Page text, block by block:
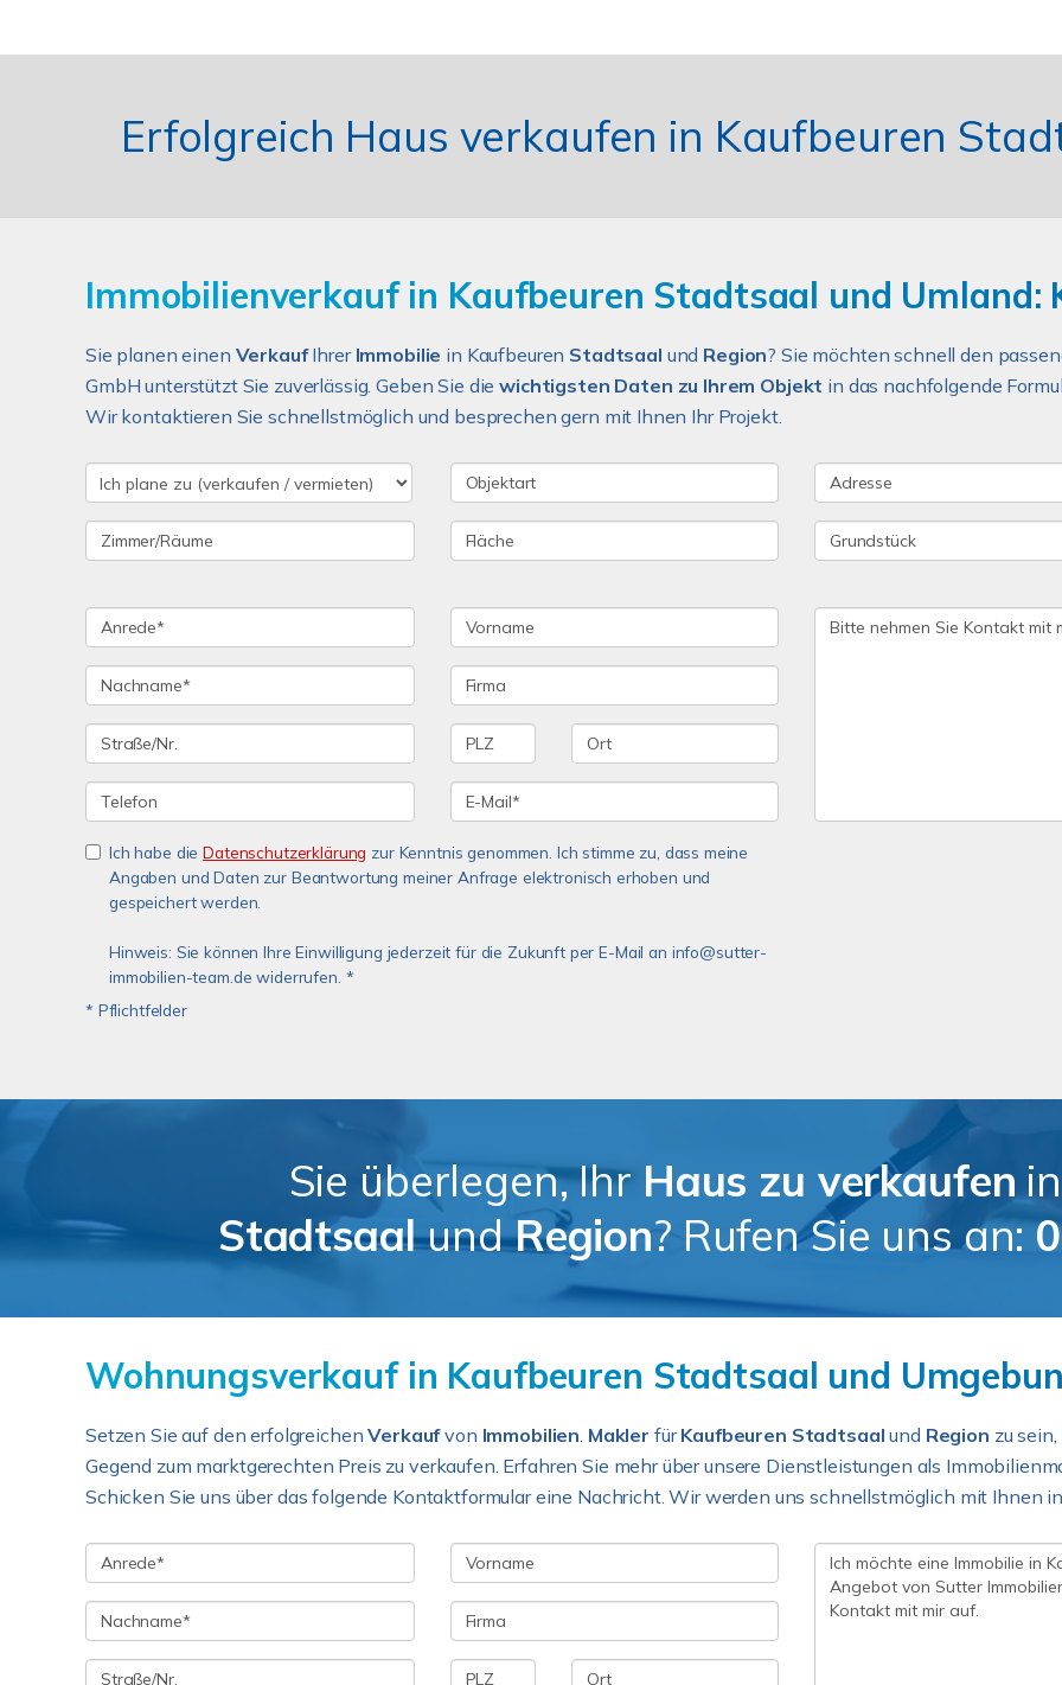
Erfolgreich Haus verkaufen in Kaufbeuren
Immobilienverkauf in Kaufbeuren Stadtsaal und Umland:
Sie planen einen VerkaufIhrer Immobilie in Kaufbeuren Stadtsaal und Region? Sie möchten schnell den
GmbH unterstützt Sie zuverlässig. Geben Sie diewichtigsten Daten zu Ihrem Objekt in das nachfolgende
Wir kontaktieren Sie schnellstmöglich und besprechen gern mit Ihnen Ihr Projekt.
Ich habe dieDatenschutzerklärung zur Kenntnis genommen. Ich stimme zu, dass meine
Angaben und Daten zur Beantwortung meiner Anfrage elektronisch erhoben und
gespeichert werden.
Hinweis: Sie können Ihre Einwilligung jederzeit für die Zukunft per E-Mail an info@sutter-
immobilien-team.de widerrufen. *
* Pflichtfelder
Sie überlegen, Ihr Haus zu verkaufen in
StadtsaalundRegion? Rufen Sie uns an:
Wohnungsverkauf in Kaufbeuren Stadtsaal und
Setzen Sie auf den erfolgreichenVerkaufvon Immobilien. Makler fürKaufbeuren Stadtsaalund Region zu
Gegend zum marktgerechten Preis zu verkaufen. Erfahren Sie mehr über unsere Dienstleistungen als
Schicken Sie uns über das folgende Kontaktformular eine Nachricht. Wir werden uns schnellstmöglich mit Ihnen